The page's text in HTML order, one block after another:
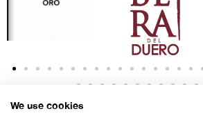
We use cookies